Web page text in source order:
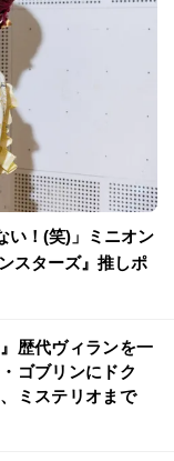
い！(笑)」ミニオン
スターズ』推しポ
歴代ヴィランを一
ゴブリンにドク
ミステリオまで